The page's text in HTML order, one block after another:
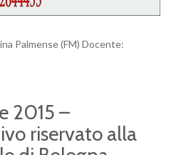
Palmense (FM) Docente:
2015 –
riservato alla